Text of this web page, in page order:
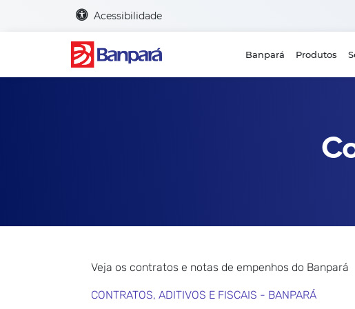
Acessibilidade
Banpará Produtos
Veja os contratos e notas de empenhos do Banpará
CONTRATOS, ADITIVOS E FISCAIS - BANPARÁ